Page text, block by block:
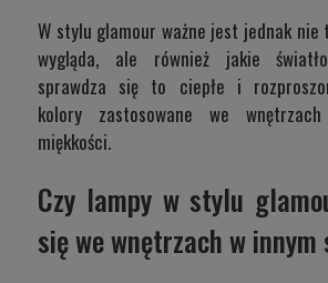
W stylu glamour ważne jest jednak nie
wygląda, ale również jakie
sprawdza się to ciepłe i
kolory zastosowane we
miękkości.
Czy lampy w stylu
się we wnętrzach w